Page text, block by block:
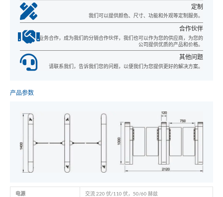
定制
我们可以提供颜色、尺寸、功能和外观等定制服务。
合作伙伴
业务合作，成为我们的分销合作伙伴，我们也可以作为您的供应商，为您的
公司提供优质的产品和价格。
其他问题
请联系我们，告诉我们您的问题，以便我们为您提供更好的解决方案。
产品参数
电源 交流 220 伏/110 伏，50/60 赫兹